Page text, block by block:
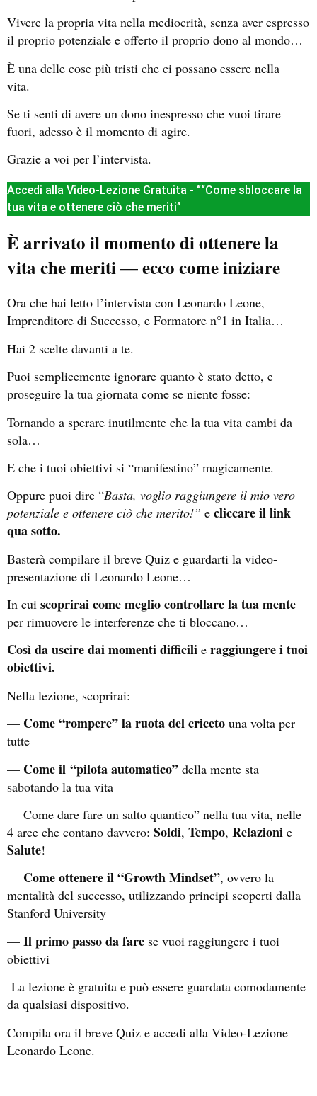
Vivere la propria vita nella mediocrità, senza aver espresso
il proprio potenziale e offerto il proprio dono al mondo…
È una delle cose più tristi che ci possano essere nella
vita.
Se ti senti di avere un dono inespresso che vuoi tirare
fuori, adesso è il momento di agire.
Grazie a voi per l’intervista.
Accedi alla Video-Lezione Gratuita - ““Come sbloccare la
tua vita e ottenere ciò che meriti”
È arrivato il momento di ottenere la
vita che meriti — ecco come iniziare
Ora che hai letto l’intervista con Leonardo Leone,
Imprenditore di Successo, e Formatore n°1 in Italia…
Hai 2 scelte davanti a te.
Puoi semplicemente ignorare quanto è stato detto, e
proseguire la tua giornata come se niente fosse:
Tornando a sperare inutilmente che la tua vita cambi da
sola…
E che i tuoi obiettivi si “manifestino” magicamente.
Oppure puoi dire “Basta, voglio raggiungere il mio vero
potenziale e ottenere ciò che merito!” e cliccare il link
qua sotto.
Basterà compilare il breve Quiz e guardarti la video-
presentazione di Leonardo Leone…
In cui scoprirai come meglio controllare la tua mente
per rimuovere le interferenze che ti bloccano…
Così da uscire dai momenti difficili e raggiungere i tuoi
obiettivi.
Nella lezione, scoprirai:
— Come “rompere” la ruota del criceto una volta per
tutte
— Come il “pilota automatico” della mente sta
sabotando la tua vita
— Come dare fare un salto quantico” nella tua vita, nelle
4 aree che contano davvero: Soldi, Tempo, Relazioni e
Salute!
— Come ottenere il “Growth Mindset”, ovvero la
mentalità del successo, utilizzando principi scoperti dalla
Stanford University
— Il primo passo da fare se vuoi raggiungere i tuoi
obiettivi
La lezione è gratuita e può essere guardata comodamente
da qualsiasi dispositivo.
Compila ora il breve Quiz e accedi alla Video-Lezione
Leonardo Leone.